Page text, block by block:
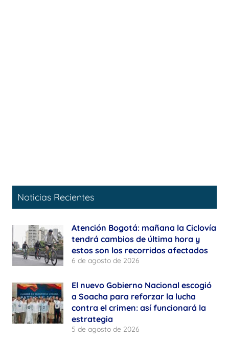
Noticias Recientes
Atención Bogotá: mañana la Ciclovía
tendrá cambios de última hora y
estos son los recorridos afectados
6 de agosto de 2026
El nuevo Gobierno Nacional escogió
a Soacha para reforzar la lucha
contra el crimen: así funcionará la
estrategia
5 de agosto de 2026